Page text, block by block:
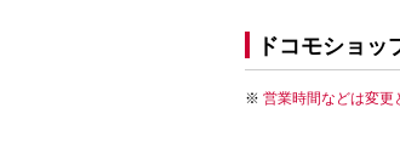
ドコモショッ
営業時間などは変更